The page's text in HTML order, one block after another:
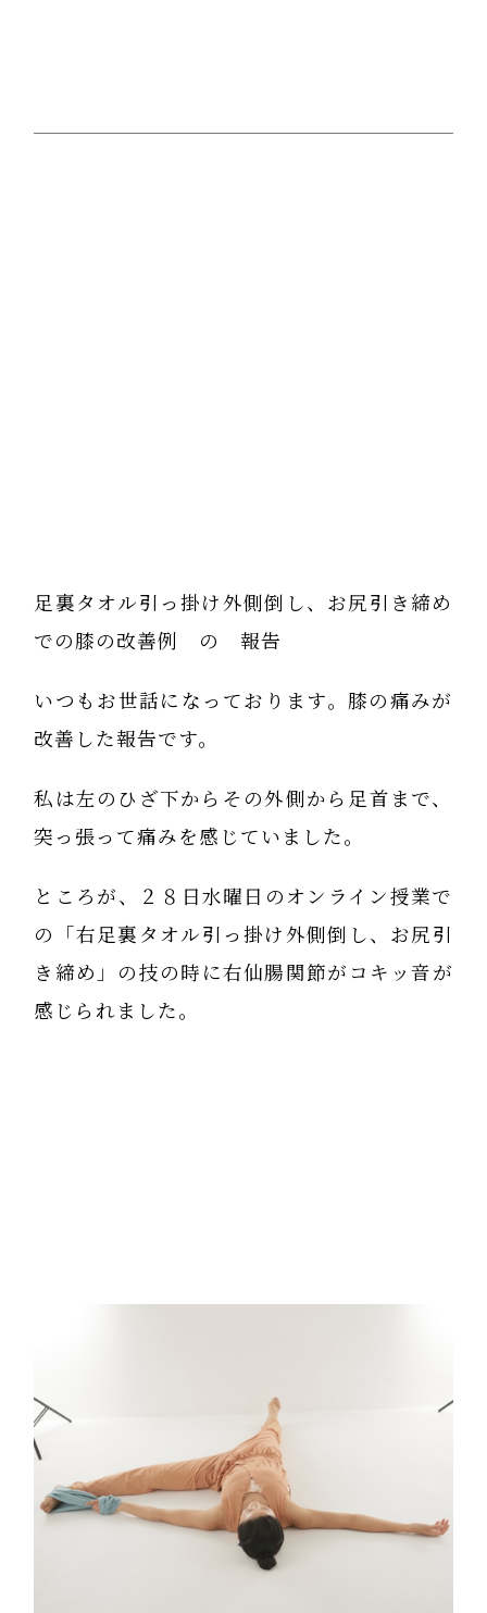
足裏タオル引っ掛け外側倒し、お尻引き締め
での膝の改善例 の 報告
いつもお世話になっております。膝の痛みが
改善した報告です。
私は左のひざ下からその外側から足首まで、
突っ張って痛みを感じていました。
ところが、２８日水曜日のオンライン授業で
の「右足裏タオル引っ掛け外側倒し、お尻引
き締め」の技の時に右仙腸関節がコキッ音が
感じられました。